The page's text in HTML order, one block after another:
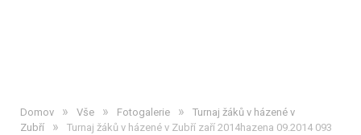
Domov » Vše » Fotogalerie »
Turnaj žáků v házené v
Zubří
» Turnaj žáků v házené v Zubří zaří 2014hazena 09.2014 093